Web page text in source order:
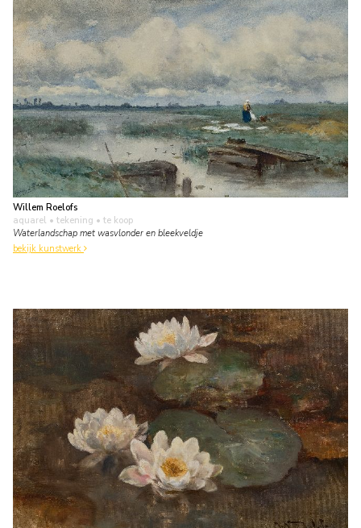
Willem Roelofs
aquarel • tekening • te koop
Waterlandschap met wasvlonder en bleekveldje
bekijk kunstwerk